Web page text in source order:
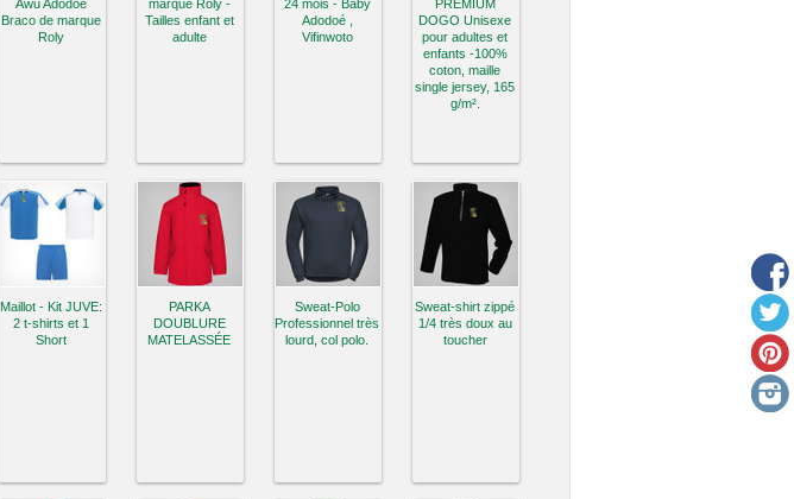
Awu Adodoé
Braco de marque
Roly
marque Roly -
Tailles enfant et
adulte
24 mois - Baby
Adodoé ,
Vifinwoto
PREMIUM
DOGO Unisexe
pour adultes et
enfants -100%
coton, maille
single jersey, 165
g/m².
Maillot - Kit JUVE:
2 t-shirts et 1
Short
PARKA
DOUBLURE
MATELASSÉE
Sweat-Polo
Professionnel très
lourd, col polo.
Sweat-shirt zippé
1/4 très doux au
toucher